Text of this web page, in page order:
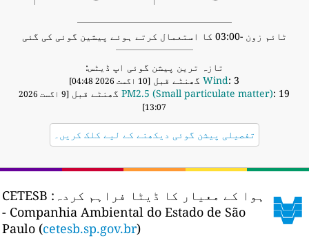
ٹائم زون -03:00 کا استعمال کرتے ہوئے پیشین گوئی کی گئی
تازہ ترین پیشن گوئی اپ ڈیٹس:
Wind : 3 گھنٹے قبل [10 اگست 2026 04:48]
PM2.5 (Small particulate matter) : 19 گھنٹے قبل
[9 اگست 2026
13:07]
تفصیلی پیشن گوئی دیکھنے کے لیے کلک کریں۔
ہوا کے معیار کا ڈیٹا فراہم کردہ:
CETESB
- Companhia Ambiental do Estado de São
Paulo (cetesb.sp.gov.br)